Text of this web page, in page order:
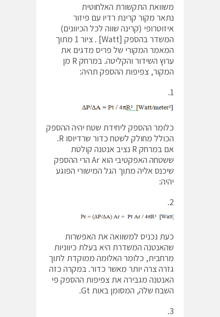
משוואת התקשורת האלחוטית
נתאר מקור קרינת רדיו עם פיזור
איזוטרופי (קרינה שווה לכל הכיוונים)
המשדר בהספק [Watt] . ציור 1 מתוך
המאמר המקורי של פריס מדגים את
ערוץ השידור והקליטה. במרחק R מן
המקור, צפיפות ההספק תהיה:
1.
כלומר ההספק ליחידת שטח יהיה ההספק
הכולל מחולק לשטח כדור שרדיוסו R.
אם במרחק R נציב אנטנה קולטת
ששטחה האפקטיבי הוא Ar הרי ההספק
שיכנס אליה מתוך הגל המישורי הפוגע
יהיה:
2.
כעת נכניס למשוואה את האפשרות
שהאנטנה המשדרת היא בעלת כיווניות
מרחבית, כלומר האלומה ממוקדת לתוך
גזרה צרה יותר מאשר כדור. במקרה כזה
האנטנה מגבירה את צפיפות ההספק פי
השבח שלה, המסומן באות Gt.
3.